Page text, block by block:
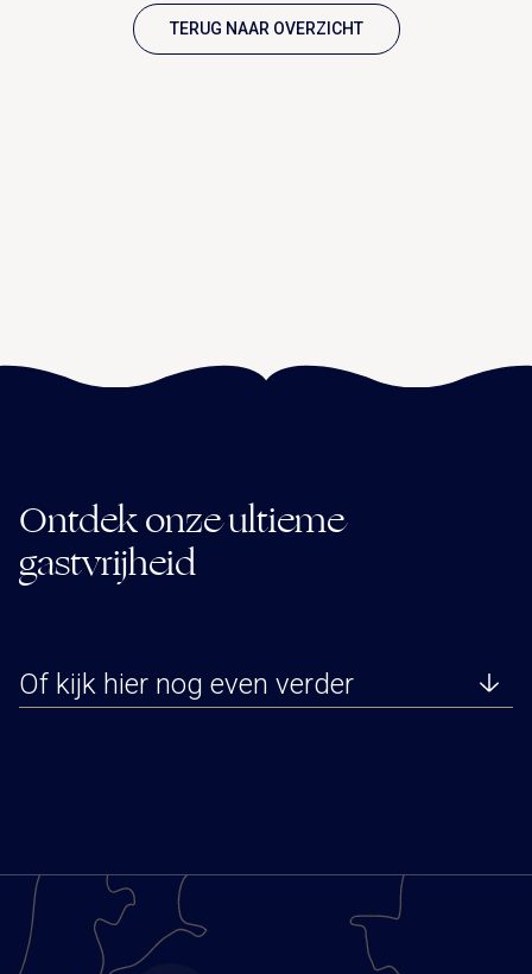
TERUG NAAR OVERZICHT
Ontdek onze ultieme
gastvrijheid
Of kijk hier nog even verder